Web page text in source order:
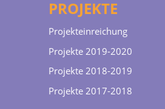
PROJEKTE
Projekteinreichung
Projekte 2019-2020
Projekte 2018-2019
Projekte 2017-2018